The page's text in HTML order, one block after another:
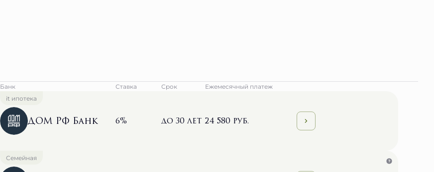
Банк Ставка Срок
Ежемесячный платеж
it ипотека
ДОМ РФ Банк 6% до 30 лет 24 580 руб.
Семейная